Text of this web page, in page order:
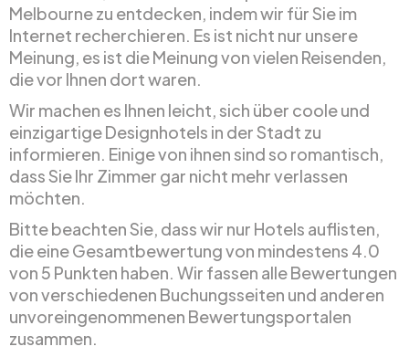
Melbourne zu entdecken, indem wir für Sie im
Internet recherchieren. Es ist nicht nur unsere
Meinung, es ist die Meinung von vielen Reisenden,
die vor Ihnen dort waren.
Wir machen es Ihnen leicht, sich über coole und
einzigartige Designhotels in der Stadt zu
informieren. Einige von ihnen sind so romantisch,
dass Sie Ihr Zimmer gar nicht mehr verlassen
möchten.
Bitte beachten Sie, dass wir nur Hotels auflisten,
die eine Gesamtbewertung von mindestens 4.0
von 5 Punkten haben. Wir fassen alle Bewertungen
von verschiedenen Buchungsseiten und anderen
unvoreingenommenen Bewertungsportalen
zusammen.